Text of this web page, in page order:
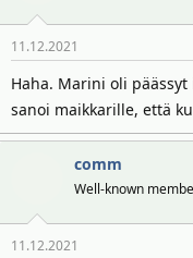
e
t
u
n
a
t
t
p
v
ä
m
ä
ä
ä
11.12.2021
Haha. Marini oli
sanoi maikkarille, että
comm
Well-known
11.12.2021